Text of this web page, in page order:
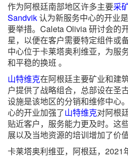
作为阿根廷南部地区许多主要采
Sandvik认为新服务中心的开业
要举措。Caleta Olivia 研讨会的
星，以便在客户需要特定组件或
中心位于卡莱塔奥利维亚，为服
和平稳的换班 。
山特维克在阿根廷主要矿业和建
户提供了战略组合，总部设在圣
设施是该地区的分销和维修中心
心的开业加强了山特维克对阿根
贴近客户，服务能力更及时。这
展以及当地资源的培训增加了价值
卡莱塔奥利维亚，阿根廷，2021